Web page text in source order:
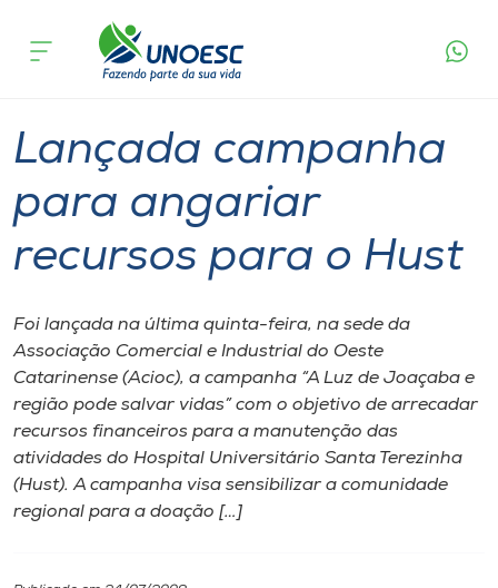
Cursos
Atendimento ao Estudante
Portal de Ensino
A
Unoesc
Internacionalização
acontece
Lançada campanha
para angariar
recursos para o Hust
Foi lançada na última quinta-feira, na sede da
Associação Comercial e Industrial do Oeste
Catarinense (Acioc), a campanha “A Luz de Joaçaba e
região pode salvar vidas” com o objetivo de arrecadar
recursos financeiros para a manutenção das
atividades do Hospital Universitário Santa Terezinha
(Hust). A campanha visa sensibilizar a comunidade
regional para a doação […]